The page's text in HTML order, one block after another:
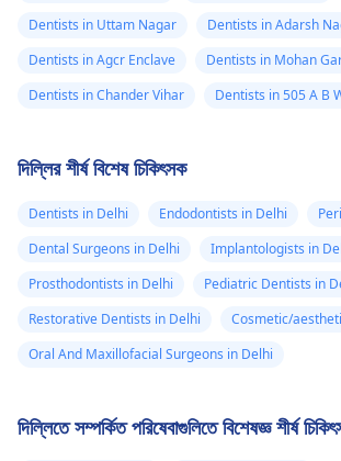
Dentists in Uttam Nagar
Dentists in Adarsh
Dentists in Agcr Enclave
Dentists in Mohan
Dentists in Chander Vihar
Dentists in 505 A B
দিল্লির শীর্ষ বিশেষ চিকিৎসক
Dentists in Delhi Endodontists in Delhi
Dental Surgeons in Delhi
Implantologists in
Prosthodontists in Delhi
Pediatric Dentists in
Restorative Dentists in Delhi
Cosmetic/
Oral And Maxillofacial Surgeons in Delhi
দিল্লিতে সম্পর্কিত পরিষেবাগুলিতে বিশেষজ্ঞ শীর্ষ